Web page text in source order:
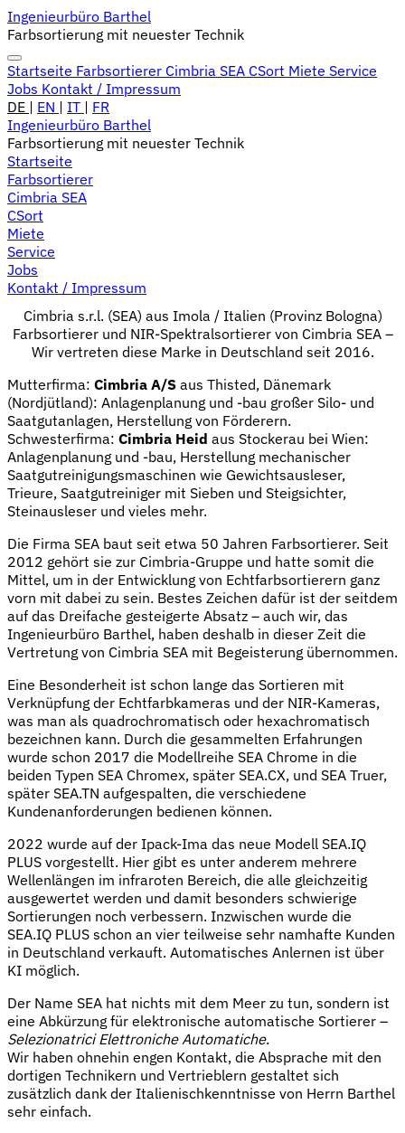
Ingenieurbüro Barthel
Farbsortierung mit neuester Technik
Startseite Farbsortierer Cimbria SEA CSort Miete Service
Jobs Kontakt / Impressum
DE | EN | IT | FR
Ingenieurbüro Barthel
Farbsortierung mit neuester Technik
Startseite
Farbsortierer
Cimbria SEA
CSort
Miete
Service
Jobs
Kontakt / Impressum
Cimbria s.r.l. (SEA) aus Imola / Italien (Provinz Bologna)
Farbsortierer und NIR-Spektralsortierer von Cimbria SEA –
Wir vertreten diese Marke in Deutschland seit 2016.
Mutterfirma: Cimbria A/S aus Thisted, Dänemark
(Nordjütland): Anlagenplanung und -bau großer Silo- und
Saatgutanlagen, Herstellung von Förderern.
Schwesterfirma: Cimbria Heid aus Stockerau bei Wien:
Anlagenplanung und -bau, Herstellung mechanischer
Saatgutreinigungsmaschinen wie Gewichtsausleser,
Trieure, Saatgutreiniger mit Sieben und Steigsichter,
Steinausleser und vieles mehr.
Die Firma SEA baut seit etwa 50 Jahren Farbsortierer. Seit
2012 gehört sie zur Cimbria-Gruppe und hatte somit die
Mittel, um in der Entwicklung von Echtfarbsortierern ganz
vorn mit dabei zu sein. Bestes Zeichen dafür ist der seitdem
auf das Dreifache gesteigerte Absatz – auch wir, das
Ingenieurbüro Barthel, haben deshalb in dieser Zeit die
Vertretung von Cimbria SEA mit Begeisterung übernommen.
Eine Besonderheit ist schon lange das Sortieren mit
Verknüpfung der Echtfarbkameras und der NIR-Kameras,
was man als quadrochromatisch oder hexachromatisch
bezeichnen kann. Durch die gesammelten Erfahrungen
wurde schon 2017 die Modellreihe SEA Chrome in die
beiden Typen SEA Chromex, später SEA.CX, und SEA Truer,
später SEA.TN aufgespalten, die verschiedene
Kundenanforderungen bedienen können.
2022 wurde auf der Ipack-Ima das neue Modell SEA.IQ
PLUS vorgestellt. Hier gibt es unter anderem mehrere
Wellenlängen im infraroten Bereich, die alle gleichzeitig
ausgewertet werden und damit besonders schwierige
Sortierungen noch verbessern. Inzwischen wurde die
SEA.IQ PLUS schon an vier teilweise sehr namhafte Kunden
in Deutschland verkauft. Automatisches Anlernen ist über
KI möglich.
Der Name SEA hat nichts mit dem Meer zu tun, sondern ist
eine Abkürzung für elektronische automatische Sortierer –
Selezionatrici Elettroniche Automatiche.
Wir haben ohnehin engen Kontakt, die Absprache mit den
dortigen Technikern und Vertrieblern gestaltet sich
zusätzlich dank der Italienischkenntnisse von Herrn Barthel
sehr einfach.